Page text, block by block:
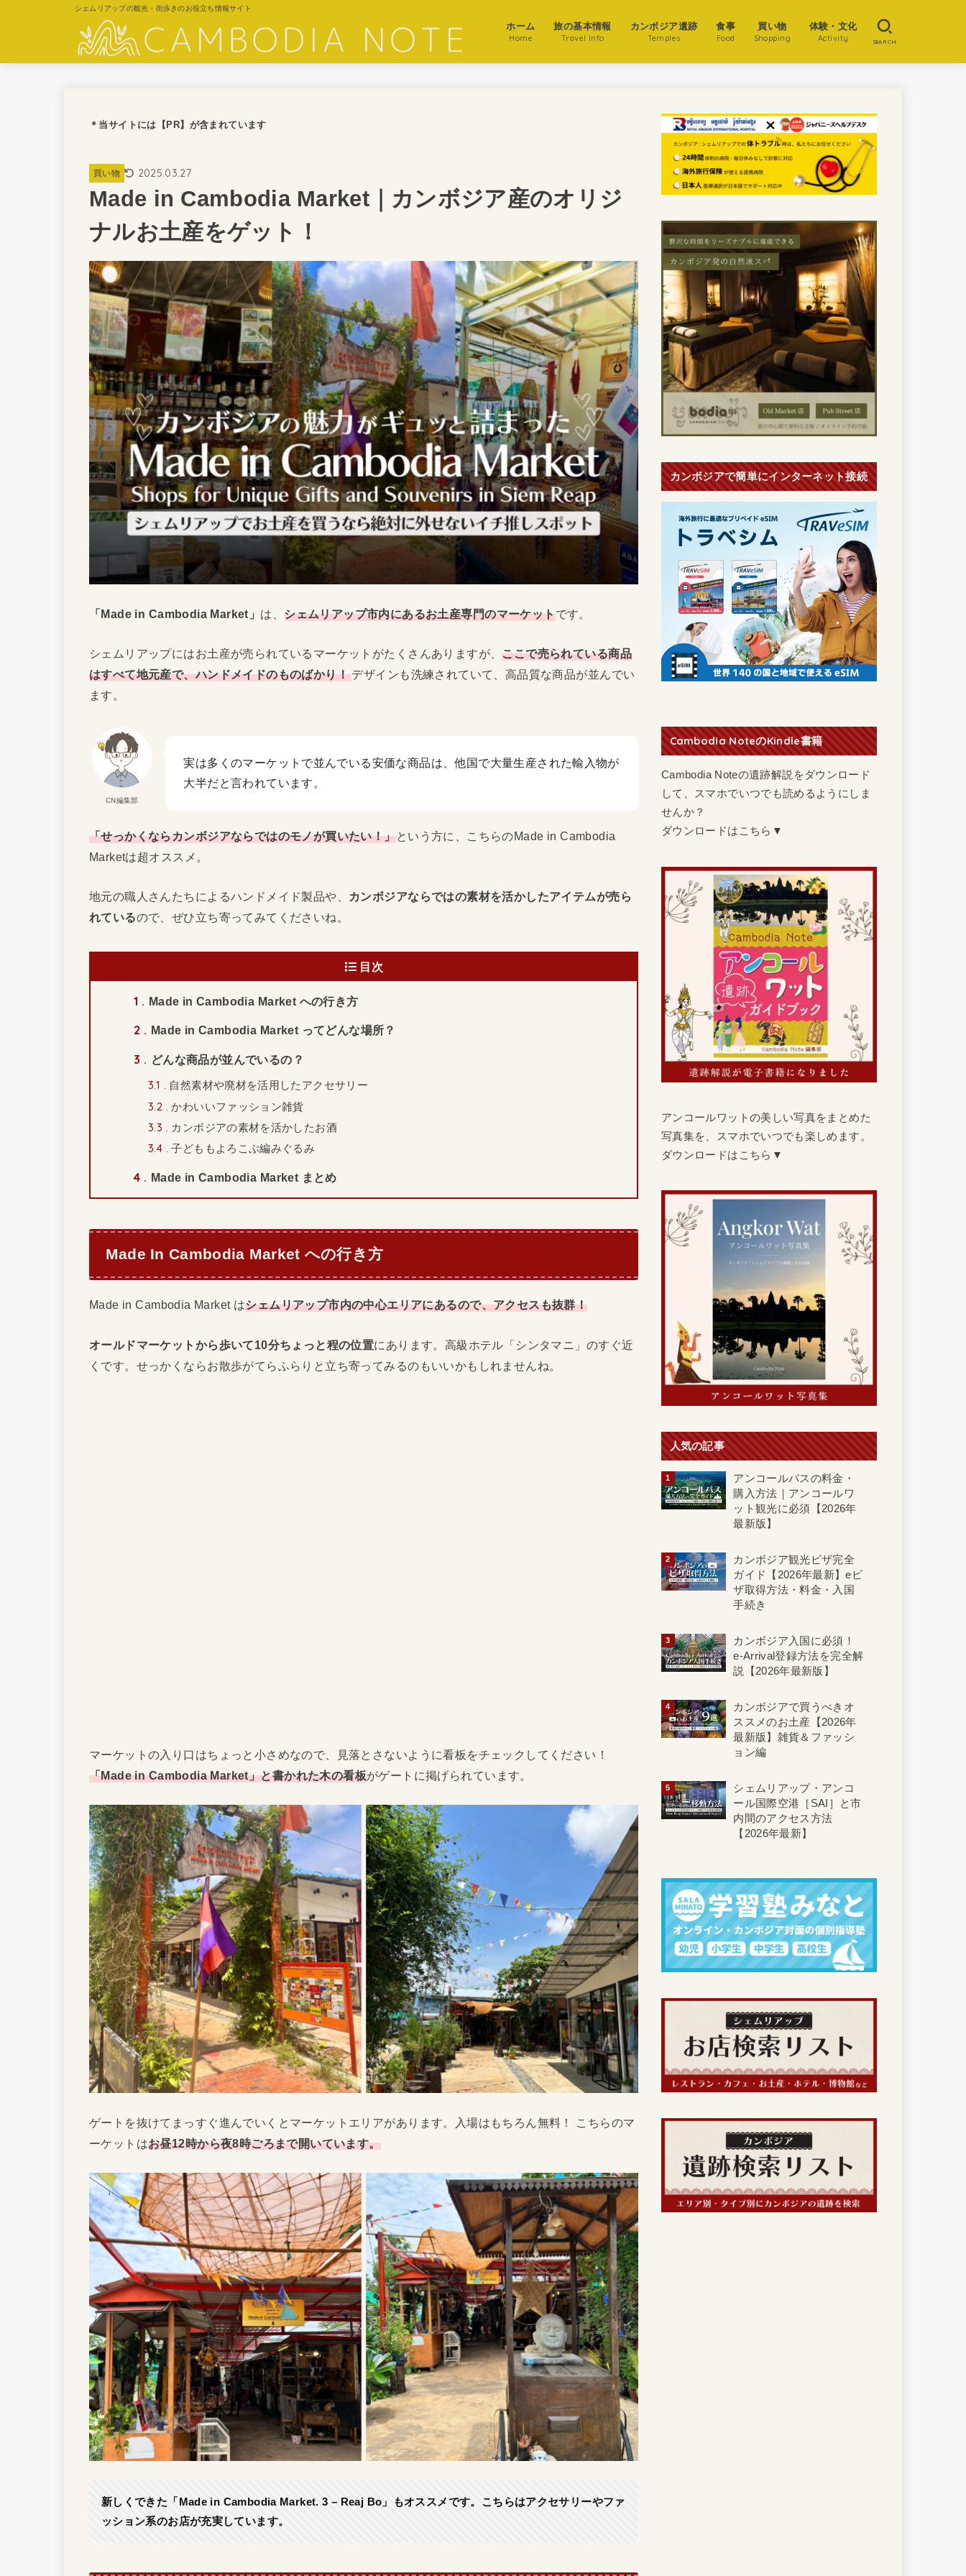
シェムリアップの観光・街歩きのお役立ち情報サイト
ホーム
Home
旅の基本情報
Travel Info
カンボジア遺跡
Temples
食事
Food
買い物
Shopping
体験・文化
Activity SEARCH
＊当サイトには【PR】が含まれています
買い物 2025.03.27
Made in Cambodia Market｜カンボジア産のオリジ
ナルお土産をゲット！
「Made in Cambodia Market」 は、 シェムリアップ市内にあるお土産専門のマーケットです。
シェムリアップにはお土産が売られているマーケットがたくさんありますが、ここで売られている商品
はすべて地元産で、ハンドメイドのものばかり！デザインも洗練されていて、高品質な商品が並んでい
ます。
CN編集部
実は多くのマーケットで並んでいる安価な商品は、他国で大量生産された輸入物が
大半だと言われています。
「せっかくならカンボジアならではのモノが買いたい！」という方に、こちらのMade in Cambodia
Marketは超オススメ。
地元の職人さんたちによるハンドメイド製品や、
カンボジアならではの素材を活かしたアイテムが売ら
れているので、ぜひ立ち寄ってみてくださいね。
目次
1 Made in Cambodia Market への行き方
2 Made in Cambodia Market ってどんな場所？
3 どんな商品が並んでいるの？
3.1 自然素材や廃材を活用したアクセサリー
3.2 かわいいファッション雑貨
3.3 カンボジアの素材を活かしたお酒
3.4 子どももよろこぶ編みぐるみ
4 Made in Cambodia Market まとめ
Made In Cambodia Market への行き方
Made in Cambodia Market はシェムリアップ市内の中心エリアにあるので、アクセスも抜群！
オールドマーケットから歩いて10分ちょっと程の位置にあります。高級ホテル「シンタマニ」のすぐ近
くです。せっかくならお散歩がてらふらりと立ち寄ってみるのもいいかもしれませんね。
マーケットの入り口はちょっと小さめなので、見落とさないように看板をチェックしてください！
「Made in Cambodia Market」と書かれた木の看板がゲートに掲げられています。
ゲートを抜けてまっすぐ進んでいくとマーケットエリアがあります。入場はもちろん無料！ こちらのマ
ーケットはお昼12時から夜8時ごろまで開いています。
新しくできた「Made in Cambodia Market. 3 – Reaj Bo」もオススメです。こちらはアクセサリーやファ
ッション系のお店が充実しています。
カンボジアで簡単にインターネット接続
Cambodia NoteのKindle書籍
Cambodia Noteの遺跡解説をダウンロード
して、スマホでいつでも読めるようにしま
せんか？
ダウンロードはこちら▼
アンコールワットの美しい写真をまとめた
写真集を、スマホでいつでも楽しめます。
ダウンロードはこちら▼
人気の記事
アンコールパスの料金・
購入方法｜アンコールワ
ット観光に必須【2026年
最新版】
カンボジア観光ビザ完全
ガイド【2026年最新】eビ
ザ取得方法・料金・入国
手続き
カンボジア入国に必須！
e-Arrival登録方法を完全解
説【2026年最新版】
カンボジアで買うべきオ
ススメのお土産【2026年
最新版】雑貨＆ファッシ
ョン編
シェムリアップ・アンコ
ール国際空港［SAI］と市
内間のアクセス方法
【2026年最新】